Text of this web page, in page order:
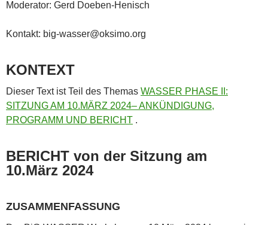
Moderator: Gerd Doeben-Henisch
Kontakt: big-wasser@oksimo.org
KONTEXT
Dieser Text ist Teil des Themas WASSER PHASE II:
SITZUNG AM 10.MÄRZ 2024– ANKÜNDIGUNG,
PROGRAMM UND BERICHT .
BERICHT von der Sitzung am
10.März 2024
ZUSAMMENFASSUNG